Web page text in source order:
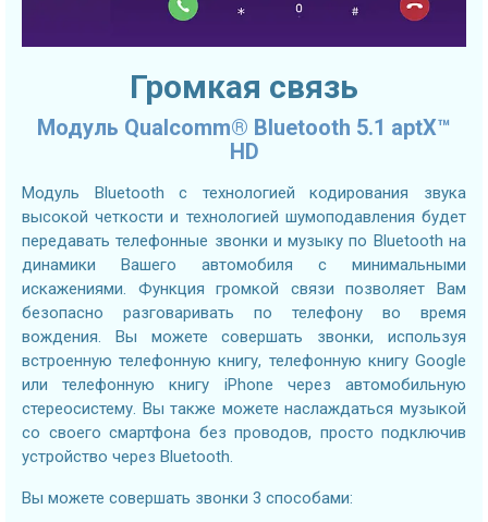
Громкая связь
Модуль Qualcomm® Bluetooth 5.1 aptX™
HD
Модуль Bluetooth с технологией кодирования звука
высокой четкости и технологией шумоподавления будет
передавать телефонные звонки и музыку по Bluetooth на
динамики Вашего автомобиля с минимальными
искажениями. Функция громкой связи позволяет Вам
безопасно разговаривать по телефону во время
вождения. Вы можете совершать звонки, используя
встроенную телефонную книгу, телефонную книгу Google
или телефонную книгу iPhone через автомобильную
стереосистему. Вы также можете наслаждаться музыкой
со своего смартфона без проводов, просто подключив
устройство через Bluetooth.
Вы можете совершать звонки 3 способами: